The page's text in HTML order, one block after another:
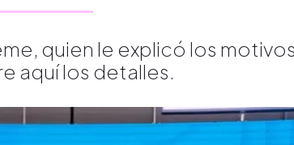
quien le explicó los
aquí los detalles.